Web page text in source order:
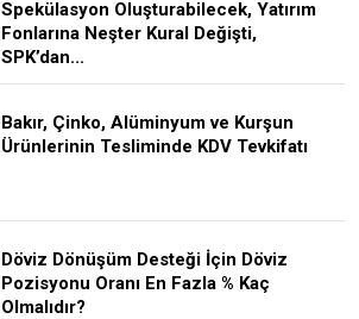
Spekülasyon Oluşturabilecek, Yatırım
Fonlarına Neşter Kural Değişti,
SPK’dan...
Bakır, Çinko, Alüminyum ve Kurşun
Ürünlerinin Tesliminde KDV Tevkifatı
Döviz Dönüşüm Desteği İçin Döviz
Pozisyonu Oranı En Fazla % Kaç
Olmalıdır?